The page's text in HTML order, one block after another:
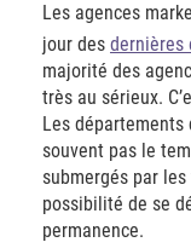
Les agences
jour des dernières
majorité des
très au sérieux.
Les départements
souvent pas le
submergés par les
possibilité de se
permanence.